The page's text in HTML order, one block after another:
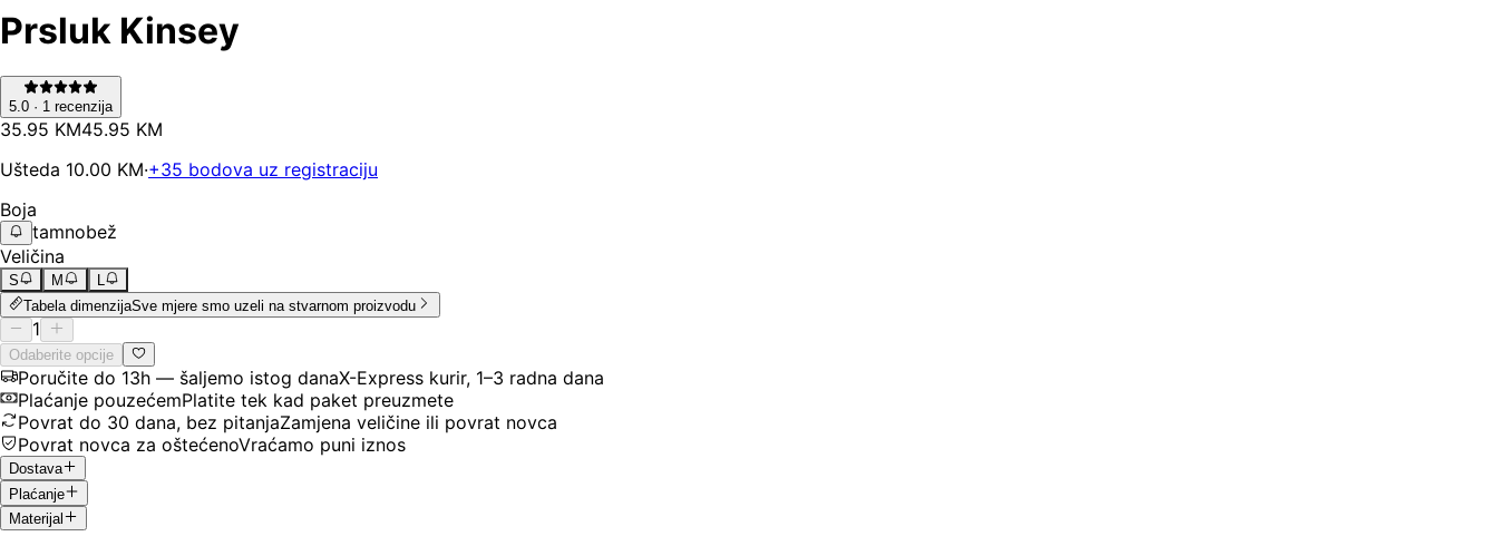
Prsluk Kinsey
5.0 · 1 recenzija
35.95 KM45.95 KM
Ušteda 10.00 KM·+35 bodova uz registraciju
Boja
tamnobež
Veličina
S M
L
Tabela dimenzijaSve mjere smo uzeli na stvarnom proizvodu
1
Odaberite opcije
Poručite do 13h — šaljemo istog danaX-Express kurir, 1–3 radna dana
Plaćanje pouzećemPlatite tek kad paket preuzmete
Povrat do 30 dana, bez pitanjaZamjena veličine ili povrat novca
Povrat novca za oštećenoVraćamo puni iznos
Dostava
Plaćanje
Materijal